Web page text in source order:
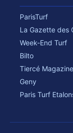
ParisTurf
La Gazette des
Week-End Turf
Bilto
Tiercé Magazine
Geny
Paris Turf